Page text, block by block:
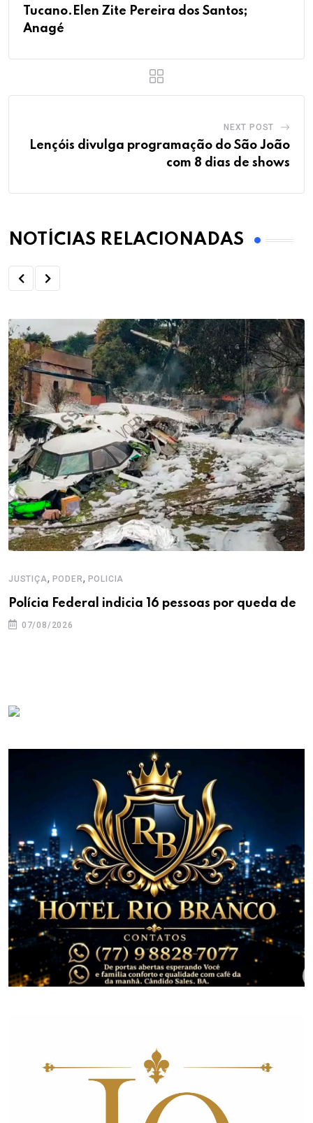
Tucano.Elen Zite Pereira dos Santos;
Anagé
NEXT POST
Lençóis divulga programação do São João
com 8 dias de shows
NOTÍCIAS RELACIONADAS
JUSTIÇA, PODER, POLICIA
Polícia Federal indicia 16 pessoas por queda de
07/08/2026